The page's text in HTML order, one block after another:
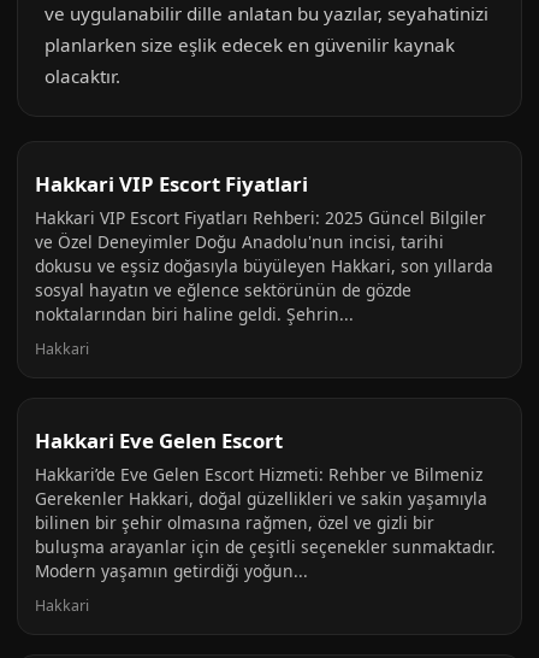
ve uygulanabilir dille anlatan bu yazılar, seyahatinizi
planlarken size eşlik edecek en güvenilir kaynak
olacaktır.
Hakkari VIP Escort Fiyatlari
Hakkari VIP Escort Fiyatları Rehberi: 2025 Güncel Bilgiler
ve Özel Deneyimler Doğu Anadolu'nun incisi, tarihi
dokusu ve eşsiz doğasıyla büyüleyen Hakkari, son yıllarda
sosyal hayatın ve eğlence sektörünün de gözde
noktalarından biri haline geldi. Şehrin...
Hakkari
Hakkari Eve Gelen Escort
Hakkari’de Eve Gelen Escort Hizmeti: Rehber ve Bilmeniz
Gerekenler Hakkari, doğal güzellikleri ve sakin yaşamıyla
bilinen bir şehir olmasına rağmen, özel ve gizli bir
buluşma arayanlar için de çeşitli seçenekler sunmaktadır.
Modern yaşamın getirdiği yoğun...
Hakkari